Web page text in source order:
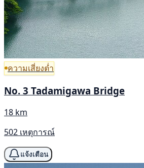
ความเสี่ยงต่ำ
No. 3 Tadamigawa Bridge
18 km
502 เหตุการณ์
แจ้งเตือน